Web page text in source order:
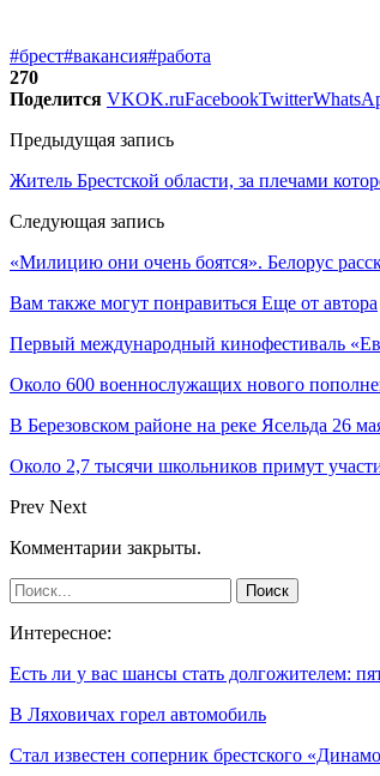
#брест#вакансия#работа
270
Поделится VKOK.ruFacebookTwitter
Предыдущая запись
Житель Брестской области, за плечами
Следующая запись
«Милицию они очень боятся». Белорус
Вам также могут понравиться Еще от автора
Первый международный кинофестиваль
Около 600 военнослужащих нового
В Березовском районе на реке Ясельда 26
Около 2,7 тысячи школьников примут
Prev Next
Комментарии закрыты.
Интересное:
Есть ли у вас шансы стать долгожителем:
В Ляховичах горел автомобиль
Стал известен соперник брестского